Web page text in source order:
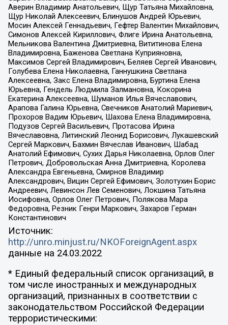
Аверин Владимир Анатольевич, Щур Татьяна Михайловна,
Щур Николай Алексеевич, Блинушов Андрей Юрьевич,
Мосин Алексей Геннадьевич, Гефтер Валентин Михайлович,
Симонов Алексей Кириллович, Флиге Ирина Анатольевна,
Мельникова Валентина Дмитриевна, Вититинова Елена
Владимировна, Баженова Светлана Куприяновна,
Максимов Сергей Владимирович, Беляев Сергей Иванович,
Голубева Елена Николаевна, Ганнушкина Светлана
Алексеевна, Закс Елена Владимировна, Буртина Елена
Юрьевна, Гендель Людмила Залмановна, Кокорина
Екатерина Алексеевна, Шуманов Илья Вячеславович,
Арапова Галина Юрьевна, Свечников Анатолий Мариевич,
Прохоров Вадим Юрьевич, Шахова Елена Владимировна,
Подузов Сергей Васильевич, Протасова Ирина
Вячеславовна, Литинский Леонид Борисович, Лукашевский
Сергей Маркович, Бахмин Вячеслав Иванович, Шабад
Анатолий Ефимович, Сухих Дарья Николаевна, Орлов Олег
Петрович, Добровольская Анна Дмитриевна, Королева
Александра Евгеньевна, Смирнов Владимир
Александрович, Вицин Сергей Ефимович, Золотухин Борис
Андреевич, Левинсон Лев Семенович, Локшина Татьяна
Иосифовна, Орлов Олег Петрович, Полякова Мара
Федоровна, Резник Генри Маркович, Захаров Герман
Константинович
Источник:
http://unro.minjust.ru/NKOForeignAgent.aspx
данные на 24.03.2022
* Единый федеральный список организаций, в
том числе иностранных и международных
организаций, признанных в соответствии с
законодательством Российской Федерации
террористическими: